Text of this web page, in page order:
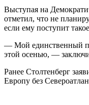
Выступая на
отметил, что не
если ему поступит
— Мой единственный
этой осенью, —
Ранее Столтенберг
Европу без